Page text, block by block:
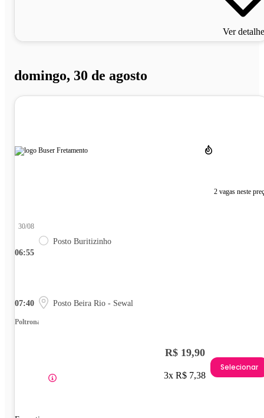
Ver
domingo, 30 de agosto
2 vagas neste
06:55
30/08
Posto Buritizinho
07:40 Posto Beira Rio - Sewal
Poltrona
R$ 19,90
3x R$ 7,38
Selecionar